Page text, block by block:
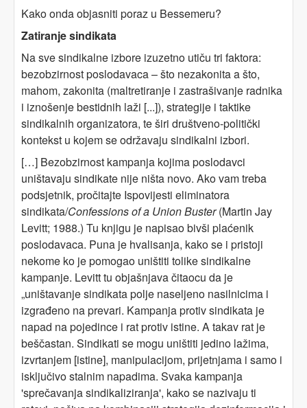
Kako onda objasniti poraz u Bessemeru?
Zatiranje sindikata
Na sve sindikalne izbore izuzetno utiču tri faktora:
bezobzirnost poslodavaca – što nezakonita a što,
mahom, zakonita (maltretiranje i zastrašivanje radnika
i iznošenje bestidnih laži [...]), strategije i taktike
sindikalnih organizatora, te širi društveno-politički
kontekst u kojem se održavaju sindikalni izbori.
[…] Bezobzirnost kampanja kojima poslodavci
uništavaju sindikate nije ništa novo. Ako vam treba
podsjetnik, pročitajte Ispovijesti eliminatora
sindikata/Confessions of a Union Buster(Martin Jay
Levitt; 1988.) Tu knjigu je napisao bivši plaćenik
poslodavaca. Puna je hvalisanja, kako se i pristoji
nekome ko je pomogao uništiti tolike sindikalne
kampanje. Levitt tu objašnjava čitaocu da je
„uništavanje sindikata polje naseljeno nasilnicima i
izgrađeno na prevari. Kampanja protiv sindikata je
napad na pojedince i rat protiv istine. A takav rat je
beščastan. Sindikati se mogu uništiti jedino lažima,
izvrtanjem [istine], manipulacijom, prijetnjama i samo i
isključivo stalnim napadima. Svaka kampanja
'sprečavanja sindikaliziranja', kako se nazivaju ti